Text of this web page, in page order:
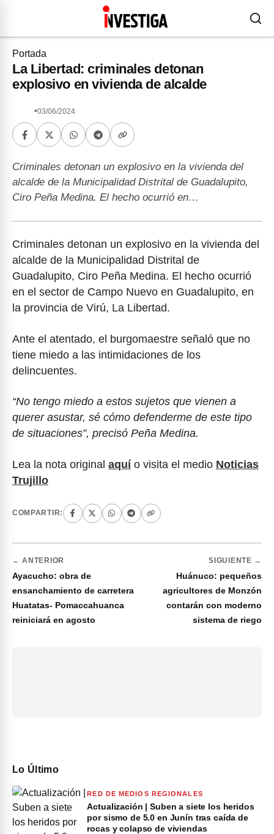
Portada
La Libertad: criminales detonan
explosivo en vivienda de alcalde
•03/06/2024
Criminales detonan un explosivo en la vivienda del
alcalde de la Municipalidad Distrital de Guadalupito,
Ciro Peña Medina. El hecho ocurrió en…
Criminales detonan un explosivo en la vivienda del
alcalde de la Municipalidad Distrital de
Guadalupito, Ciro Peña Medina. El hecho ocurrió
en el sector de Campo Nuevo en Guadalupito, en
la provincia de Virú, La Libertad.
Ante el atentado, el burgomaestre señaló que no
tiene miedo a las intimidaciones de los
delincuentes.
“No tengo miedo a estos sujetos que vienen a
querer asustar, sé cómo defenderme de este tipo
de situaciones”, precisó Peña Medina.
Lea la nota original aquío visita el medio Noticias
Trujillo
COMPARTIR:
← ANTERIOR
Ayacucho: obra de
ensanchamiento de carretera
Huatatas- Pomaccahuanca
reiniciará en agosto
SIGUIENTE →
Huánuco: pequeños
agricultores de Monzón
contarán con moderno
sistema de riego
Lo Último
RED DE MEDIOS REGIONALES
Actualización | Suben a siete los heridos
por sismo de 5.0 en Junín tras caída de
rocas y colapso de viviendas